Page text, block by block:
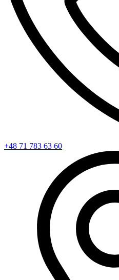
+48 71 783 63 60